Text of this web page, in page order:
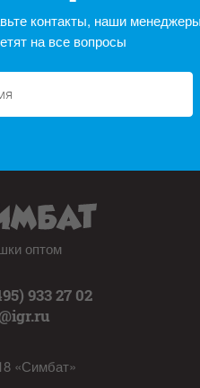
контакты, наши
на все вопросы
оптом
933 27 02
«Симбат»